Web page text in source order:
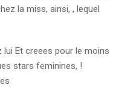
la miss, ainsi, , lequel
lui Et creees pour le moins
stars feminines, !